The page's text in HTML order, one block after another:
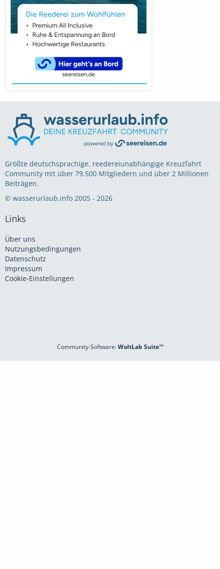
Größte deutschsprachige, reedereiunabhängige Kreuzfahrt
Community mit über 79.500 Mitgliedern und über 2 Millionen
Beiträgen.
© wasserurlaub.info 2005 - 2026
Links
Über uns
Nutzungsbedingungen
Datenschutz
Impressum
Cookie-Einstellungen
Community-Software:WoltLab Suite™